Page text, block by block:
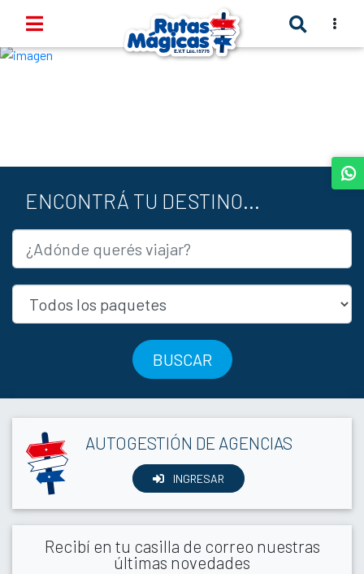
ENCONTRÁ TU DESTINO...
BUSCAR
AUTOGESTIÓN DE AGENCIAS
INGRESAR
Recibí en tu casilla de correo nuestras
últimas novedades